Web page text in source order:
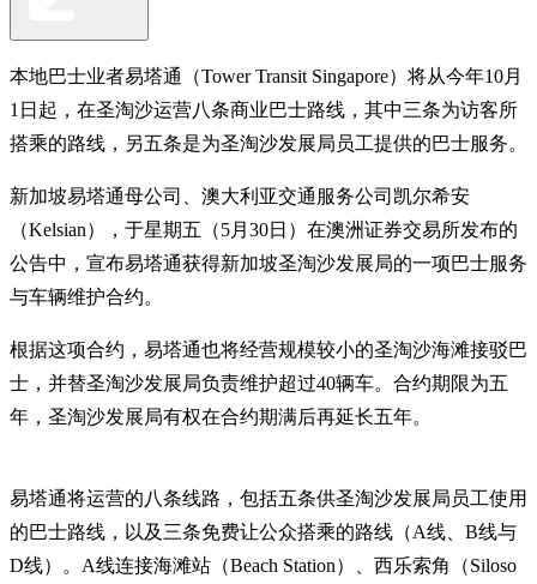
本地巴士业者易塔通（Tower Transit Singapore）将从今年10月
1日起，在圣淘沙运营八条商业巴士路线，其中三条为访客所
搭乘的路线，另五条是为圣淘沙发展局员工提供的巴士服务。
新加坡易塔通母公司、澳大利亚交通服务公司凯尔希安
（Kelsian），于星期五（5月30日）在澳洲证券交易所发布的
公告中，宣布易塔通获得新加坡圣淘沙发展局的一项巴士服务
与车辆维护合约。
根据这项合约，易塔通也将经营规模较小的圣淘沙海滩接驳巴
士，并替圣淘沙发展局负责维护超过40辆车。合约期限为五
年，圣淘沙发展局有权在合约期满后再延长五年。
易塔通将运营的八条线路，包括五条供圣淘沙发展局员工使用
的巴士路线，以及三条免费让公众搭乘的路线（A线、B线与
D线）。A线连接海滩站（Beach Station）、西乐索角（Siloso